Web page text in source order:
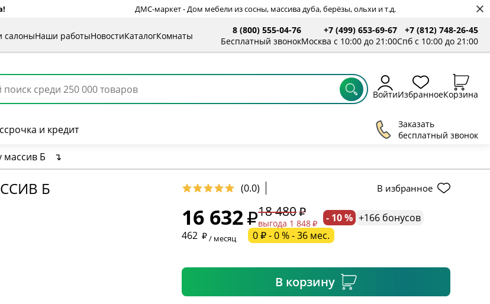
ДМС-маркет - Дом мебели из сосны, массива дуба, берёзы, ольхи и т.д.
салоныНаши работыНовостиКаталогКомнаты
8 (800) 555-04-76
Бесплатный звонок
+7 (499) 653-69-67
Москва с 10:00 до 21:00
+7 (812) 748-26-45
Спб с 10:00 до 21:00
ВойтиИзбранноеКорзина
и кредит
Заказать
бесплатный звонок
массив Б ↴
Б (0.0) В избранное
16 632 18 480
выгода 1 848 - 10 % +166 бонусов
462
/ месяц 0 ₽ - 0 % - 36 мес.
В корзину
* необязательное поле